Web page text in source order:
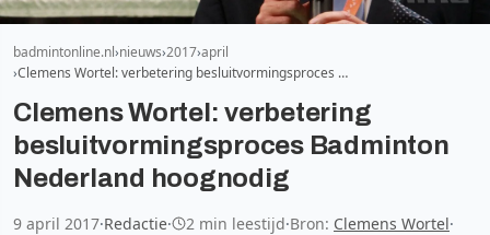
badmintonline.nl nieuws 2017 april
Clemens Wortel: verbetering besluitvormingsproces …
Clemens Wortel: verbetering
besluitvormingsproces Badminton
Nederland hoognodig
9 april 2017·Redactie· 2 min leestijd·Bron: Clemens Wortel·